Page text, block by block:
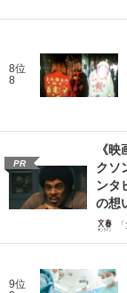
8位
8
PR
《
クソ
ンタ
の想
9位